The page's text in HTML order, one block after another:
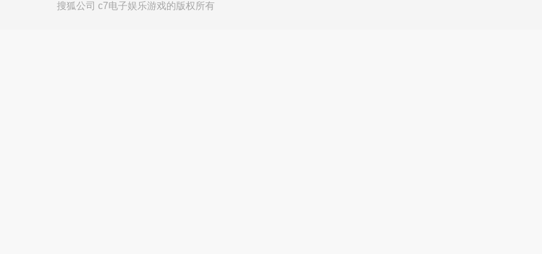
搜狐公司 c7电子娱乐游戏的版权所有